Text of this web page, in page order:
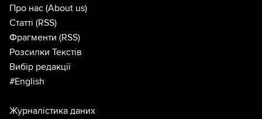
Про нас (About us)
Статті (RSS)
Фрагменти (RSS)
Розсилки Текстів
Вибір редакції
#English
Журналістика даних